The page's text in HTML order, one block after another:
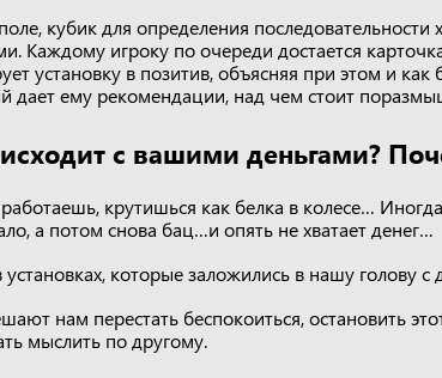
кубик для определения
Каждому игроку по очереди достается
установку в позитив, объясняя при этом и
дает ему рекомендации, над чем стоит
с вашими деньгами?
крутишься как белка в колесе…
а потом снова бац…и опять не хватает денег…
которые заложились в нашу голову с
нам перестать беспокоиться, остановить
мыслить по другому.